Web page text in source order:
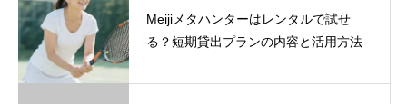
Meijiメタハンターはレンタルで試せ
る？短期貸出プランの内容と活用方法